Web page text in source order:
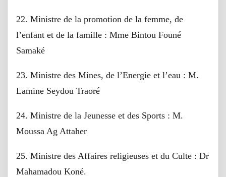
22. Ministre de la promotion de la femme, de
l’enfant et de la famille : Mme Bintou Founé
Samaké
23. Ministre des Mines, de l’Energie et l’eau : M.
Lamine Seydou Traoré
24. Ministre de la Jeunesse et des Sports : M.
Moussa Ag Attaher
25. Ministre des Affaires religieuses et du Culte : Dr
Mahamadou Koné.